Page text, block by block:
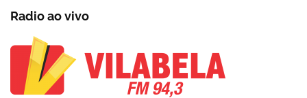
Radio ao vivo